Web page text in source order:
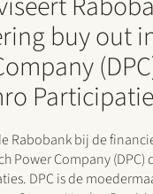
buy out
Rabobank bij de
Power Company (DPC)
DPC is de